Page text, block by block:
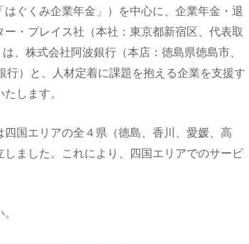
はぐくみ企業年金」）を中心に、企業年金・退
・プレイス社（本社：東京都新宿区、代表取
は、株式会社阿波銀行（本店：徳島県徳島市、
）と、
人材定着に課題を抱える企業を支援す
します。
国エリアの全４県（徳島、香川、 愛媛、高
ました。
これにより、四国エリアでのサービ